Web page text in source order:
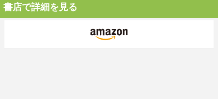
書店で詳細を見る